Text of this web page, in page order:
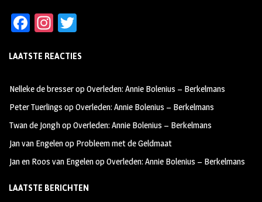
Fa
b
oo
k
In
ag
m
tt
LAATSTE REACTIES
Nelleke de bresseropOverleden: Annie Bolenius – Berkelmans
Peter Tuerlings opOverleden: Annie Bolenius – Berkelmans
Twan de JonghopOverleden: Annie Bolenius – Berkelmans
Jan van Engelenop Probleem met de Geldmaat
Jan en Roos van EngelenopOverleden: Annie Bolenius – Berkelmans
LAATSTE BERICHTEN